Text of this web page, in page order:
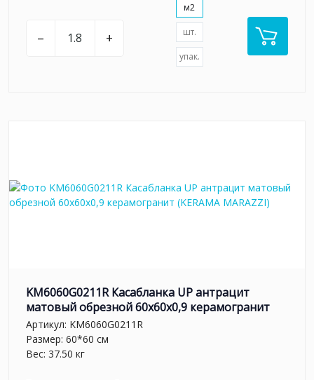
– +
м2
шт.
упак.
KM6060G0211R Касабланка UP антрацит
матовый обрезной 60x60x0,9 керамогранит
Артикул: KM6060G0211R
Размер: 60*60 см
Вес: 37.50 кг